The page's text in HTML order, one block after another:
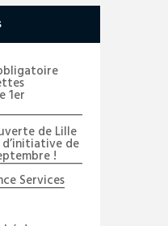
1er
de Lille
de
!
Services